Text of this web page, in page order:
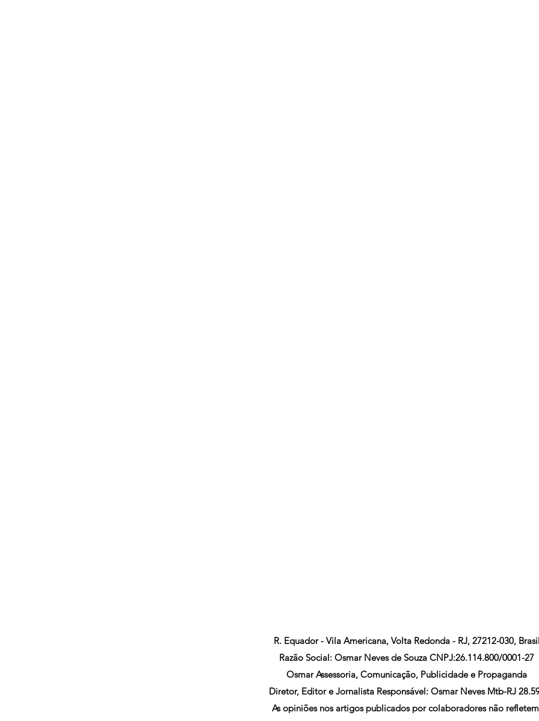
R. Equador - Vila Americana, Volta Redonda - RJ, 27212-030, Brasil
Razão Social: Osmar Neves de Souza CNPJ:26.114.800/0001-27
Osmar Assessoria, Comunicação, Publicidade e Propaganda
Diretor, Editor e Jornalista Responsável: Osmar Neves Mtb-RJ
As opiniões nos artigos publicados por colaboradores não